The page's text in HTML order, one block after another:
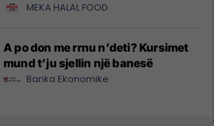
MEKA HALAL FOOD
A po don me rrnu n’deti? Kursimet
mund t’ju sjellin një banesë
Banka Ekonomike